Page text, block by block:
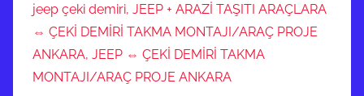
jeep çeki demiri, JEEP + ARAZİ TAŞITI ARAÇLARA
⇔ ÇEKİ DEMİRİ TAKMA MONTAJI/ARAÇ PROJE
ANKARA, JEEP ⇔ ÇEKİ DEMİRİ TAKMA
MONTAJI/ARAÇ PROJE ANKARA